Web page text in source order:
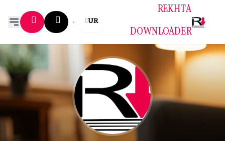
REKHTA
DOWNLOADER
UR